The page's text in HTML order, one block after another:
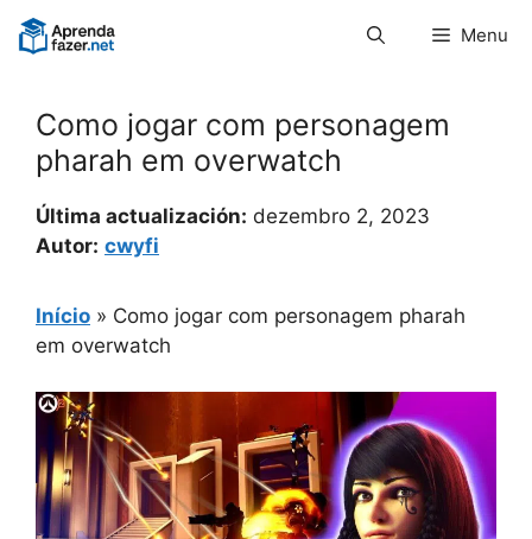
Pular
para
Menu
Como jogar com personagem
pharah em overwatch
Última actualización: dezembro 2, 2023
Autor: cwyfi
Início » Como jogar com personagem pharah
em overwatch